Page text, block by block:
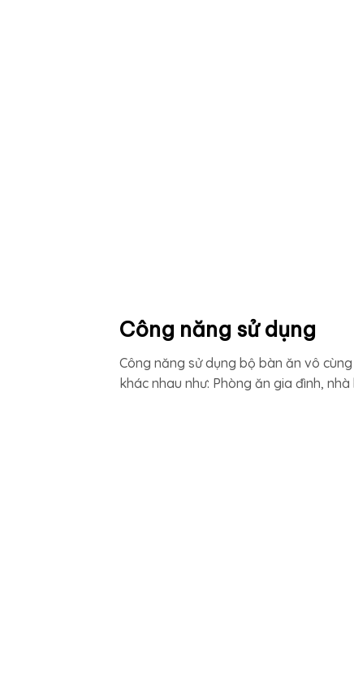
Công năng sử dụng
Công năng sử dụng bộ bàn ăn vô
khác nhau như: Phòng ăn gia đình,